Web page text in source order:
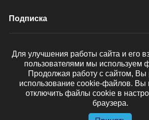
Подписка
Для улучшения работы сайта и его
пользователями мы используем
Продолжая работу с сайтом, Вы
использование cookie-файлов. Вы
отключить файлы cookie в
браузера.